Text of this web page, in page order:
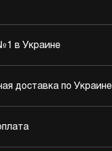
в Украине
доставка по Украине